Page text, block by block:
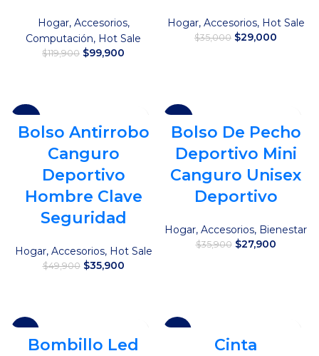
Hogar, Accesorios,
Computación, Hot Sale
$119,900 El
$99,900
Hogar, Accesorios, Hot Sale
$35,000 El
$29,000
-28%
Bolso Antirrobo
Canguro
Deportivo
Hombre Clave
Seguridad
Hogar, Accesorios, Hot Sale
$49,900 El
$35,900El
-22%
Bolso De Pecho
Deportivo Mini
Canguro Unisex
Deportivo
Hogar, Accesorios, Bienestar
$35,900 El
$27,900El
-13%
Bombillo Led
-31%
Cinta